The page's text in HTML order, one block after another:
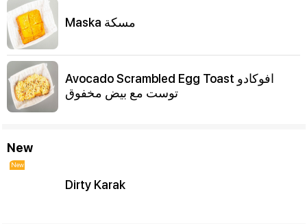
Maska مسكة
Avocado Scrambled Egg Toast افوكادو
توست مع بيض مخفوق
New
New
Dirty Karak